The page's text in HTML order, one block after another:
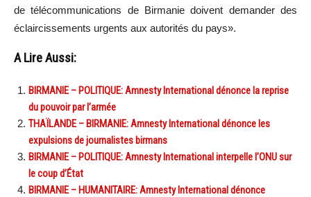
de télécommunications de Birmanie doivent demander des
éclaircissements urgents aux autorités du pays».
A Lire Aussi:
BIRMANIE – POLITIQUE: Amnesty International dénonce la reprise
du pouvoir par l’armée
THAÏLANDE – BIRMANIE: Amnesty International dénonce les
expulsions de journalistes birmans
BIRMANIE – POLITIQUE: Amnesty International interpelle l’ONU sur
le coup d’État
BIRMANIE – HUMANITAIRE: Amnesty International dénonce